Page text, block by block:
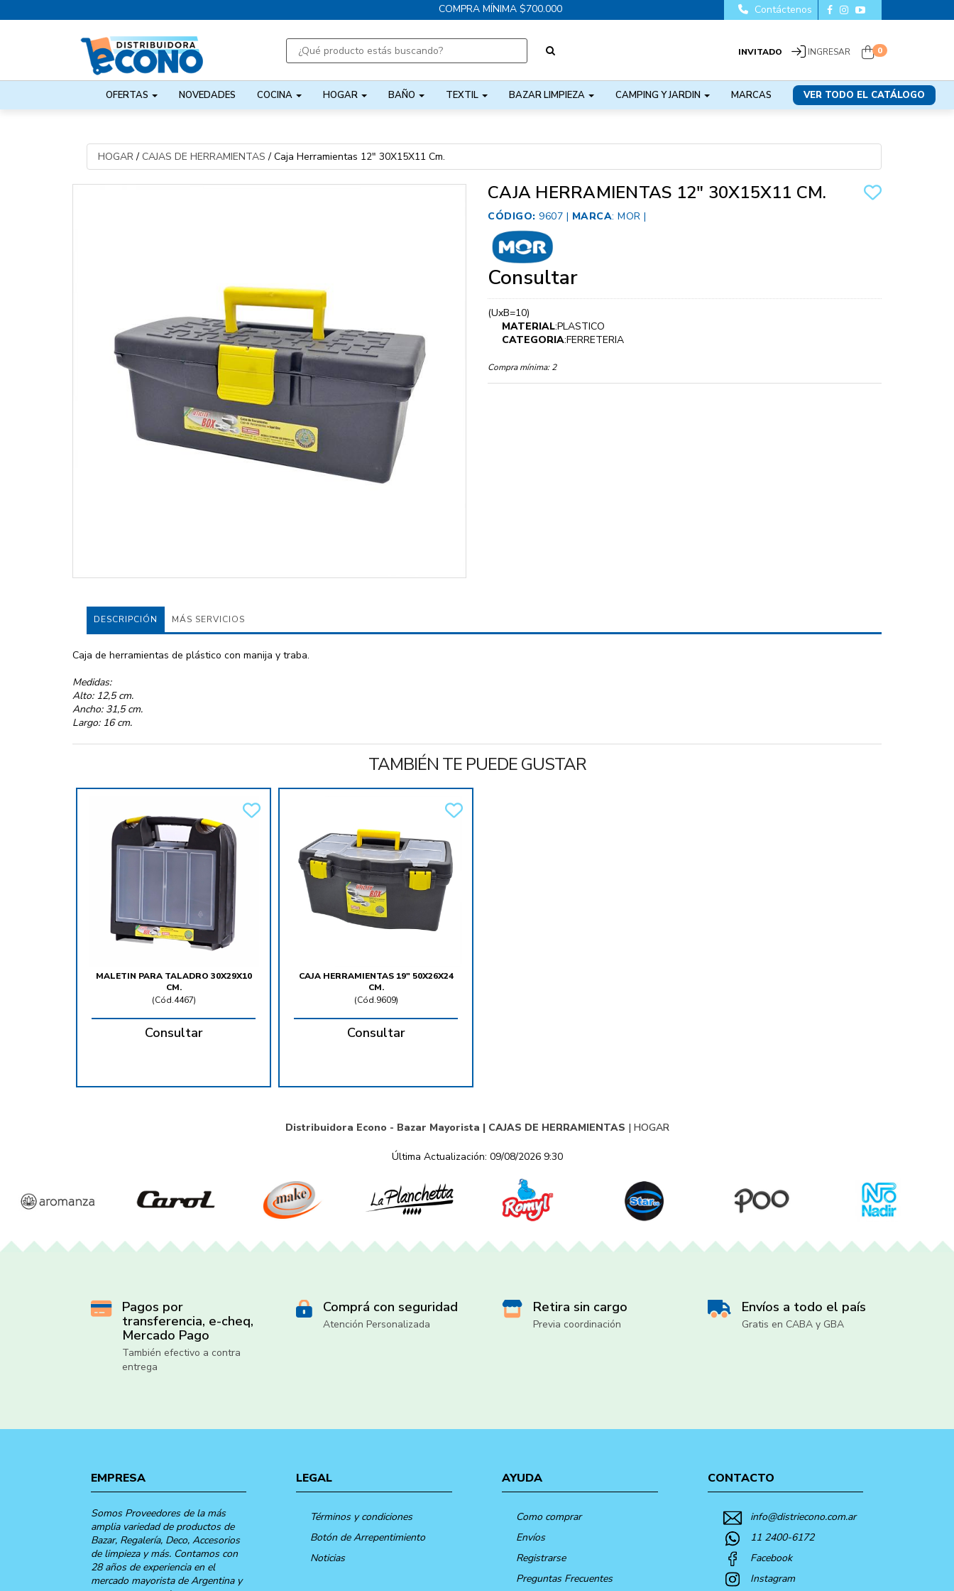
COMPRA MÍNIMA $700.000
INVITADO INGRESAR 0
OFERTAS NOVEDADES COCINA HOGAR BAÑO TEXTIL BAZAR LIMPIEZA CAMPING Y JARDIN MARCAS VER TODO EL CATÁLOGO
Contáctenos
HOGAR/ CAJAS DE HERRAMIENTAS / Caja Herramientas 12" 30X15X11 Cm.
CAJA HERRAMIENTAS 12" 30X15X11 CM.
CÓDIGO: 9607 | MARCA: MOR |
Consultar
(UxB=10)
MATERIAL:PLASTICO
CATEGORIA:FERRETERIA
Compra mínima: 2
DESCRIPCIÓN MÁS SERVICIOS
Caja de herramientas de plástico con manija y traba.
Medidas:
Alto: 12,5 cm.
Ancho: 31,5 cm.
Largo: 16 cm.
TAMBIÉN TE PUEDE GUSTAR
MALETIN PARA TALADRO 30X29X10
CM.
(Cód.4467)
Consultar
CAJA HERRAMIENTAS 19" 50X26X24
CM.
(Cód.9609)
Consultar
Distribuidora Econo - Bazar Mayorista | CAJAS DE HERRAMIENTAS | HOGAR
Última Actualización: 09/08/2026 9:30
Pagos por
transferencia, e-cheq,
Mercado Pago
También efectivo a contra
entrega
Comprá con seguridad
Atención Personalizada
Retira sin cargo
Previa coordinación
Envíos a todo el país
Gratis en CABA y GBA
EMPRESA
Somos Proveedores de la más
amplia variedad de productos de
Bazar, Regalería, Deco, Accesorios
de limpieza y más. Contamos con
28 años de experiencia en el
mercado mayorista de Argentina y
LEGAL
Términos y condiciones
Botón de Arrepentimiento
Noticias
AYUDA
Como comprar
Envíos
Registrarse
Preguntas Frecuentes
CONTACTO
info@distriecono.com.ar
11 2400-6172
Facebook
Instagram